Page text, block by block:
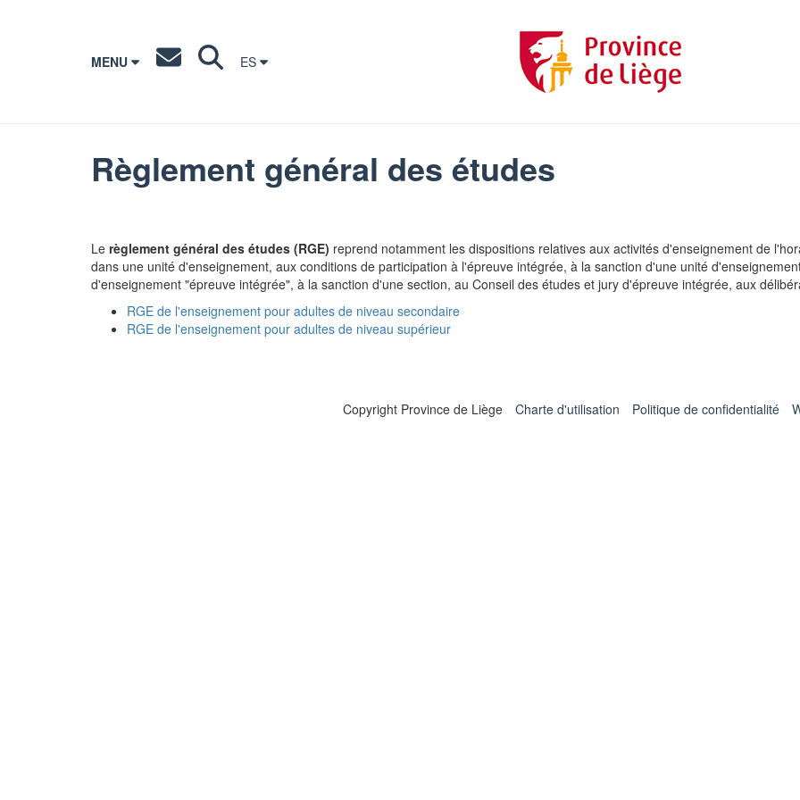
MENU ES
Règlement général des études
Le règlement général des études (RGE) reprend notamment les dispositions relatives aux activités d'enseignement de
dans une unité d'enseignement, aux conditions de participation à l'épreuve intégrée, à la sanction d'une unité
d'enseignement "épreuve intégrée", à la sanction d'une section, au Conseil des études et jury d'épreuve intégrée, aux
RGE de l'enseignement pour adultes de niveau secondaire
RGE de l'enseignement pour adultes de niveau supérieur
Copyright Province de Liège Charte d'utilisation Politique de confidentialité